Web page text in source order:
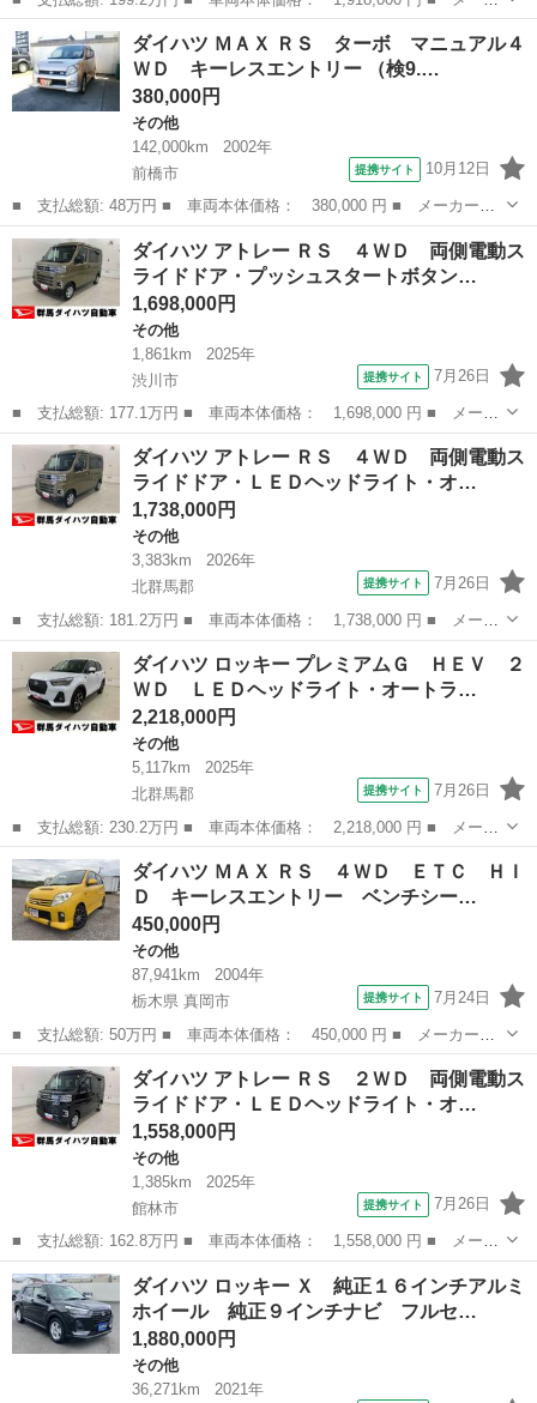
ー名： ダイハツ ■ 車種名： アトレー ■ グレード名： アトレ
ーデッキバン ４ＷＤ 両側電動スライドドア・ＬＥＤヘッドライ
ト・オート...
群馬 北群馬郡
ダイハツ ＭＡＸ ＲＳ ターボ マニュアル４
ＷＤ キーレスエントリー （検9.…
380,000円
その他
142,000km
2002年
前橋市
提携サイト 10月12日
■ 支払総額: 48万円 ■ 車両本体価格： 380,000 円 ■ メーカー
名： ダイハツ ■ 車種名： ＭＡＸ ■ グレード名： ＲＳ ター
ボ マニュアル４ＷＤ キーレスエントリー ■ 排気量： 660cc ■
ドア枚...
群馬 前橋市 その他
ダイハツ アトレー ＲＳ ４ＷＤ 両側電動ス
ライドドア・プッシュスタートボタン…
1,698,000円
その他
1,861km
2025年
渋川市
提携サイト 7月26日
■ 支払総額: 177.1万円 ■ 車両本体価格： 1,698,000 円 ■ メーカ
ー名： ダイハツ ■ 車種名： アトレー ■ グレード名： ＲＳ
４ＷＤ 両側電動スライドドア・プッシュスタートボタン・アイドリ
ングスト...
群馬 渋川市 その他
ダイハツ アトレー ＲＳ ４ＷＤ 両側電動ス
ライドドア・ＬＥＤヘッドライト・オ…
1,738,000円
その他
3,383km
2026年
北群馬郡
提携サイト 7月26日
■ 支払総額: 181.2万円 ■ 車両本体価格： 1,738,000 円 ■ メーカ
ー名： ダイハツ ■ 車種名： アトレー ■ グレード名： ＲＳ
４ＷＤ 両側電動スライドドア・ＬＥＤヘッドライト・オートライ
ト・ディス...
群馬 北群馬郡
ダイハツ ロッキー プレミアムＧ ＨＥＶ ２
ＷＤ ＬＥＤヘッドライト・オートラ…
2,218,000円
その他
5,117km
2025年
北群馬郡
提携サイト 7月26日
■ 支払総額: 230.2万円 ■ 車両本体価格： 2,218,000 円 ■ メーカ
ー名： ダイハツ ■ 車種名： ロッキー ■ グレード名： プレミ
アムＧ ＨＥＶ ２ＷＤ ＬＥＤヘッドライト・オートライト・オー
トマチッ...
群馬 北群馬郡
ダイハツ ＭＡＸ ＲＳ ４ＷＤ ＥＴＣ ＨＩ
Ｄ キーレスエントリー ベンチシー…
450,000円
その他
87,941km
2004年
栃木県 真岡市
提携サイト 7月24日
■ 支払総額: 50万円 ■ 車両本体価格： 450,000 円 ■ メーカー
名： ダイハツ ■ 車種名： ＭＡＸ ■ グレード名： ＲＳ ４Ｗ
Ｄ ＥＴＣ ＨＩＤ キーレスエントリー ベンチシート ＡＴ Ａ
ＢＳ ＣＤ アル...
栃木 真岡市 その他
ダイハツ アトレー ＲＳ ２ＷＤ 両側電動ス
ライドドア・ＬＥＤヘッドライト・オ…
1,558,000円
その他
1,385km
2025年
館林市
提携サイト 7月26日
■ 支払総額: 162.8万円 ■ 車両本体価格： 1,558,000 円 ■ メーカ
ー名： ダイハツ ■ 車種名： アトレー ■ グレード名： ＲＳ
２ＷＤ 両側電動スライドドア・ＬＥＤヘッドライト・オートライ
ト・オート...
群馬 館林市 その他
ダイハツ ロッキー Ｘ 純正１６インチアルミ
ホイール 純正９インチナビ フルセ…
1,880,000円
その他
36,271km
2021年